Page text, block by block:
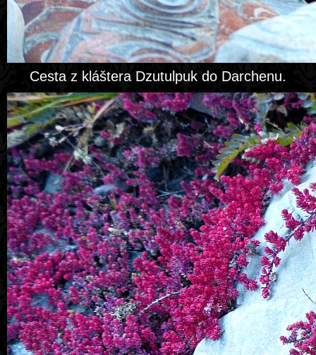
Cesta z kláštera Dzutulpuk do Darchenu.